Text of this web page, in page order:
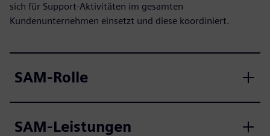
sich für Support-Aktivitäten im gesamten
Kundenunternehmen einsetzt und diese koordiniert.
SAM-Rolle
SAM-Leistungen